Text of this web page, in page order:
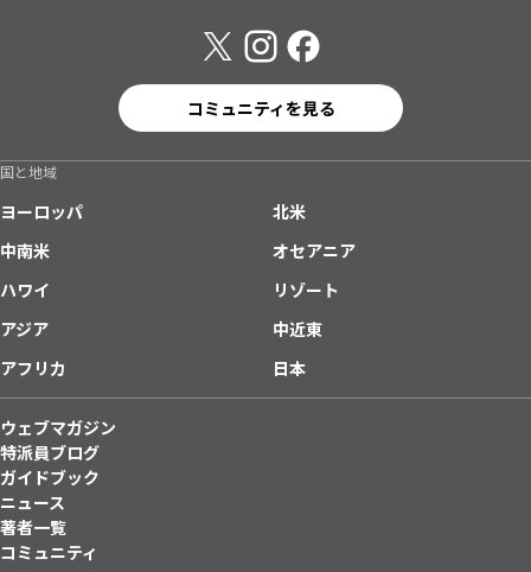
コミュニティを見る
国と地域
ヨーロッパ
北米
中南米
オセアニア
ハワイ
リゾート
アジア
中近東
アフリカ
日本
ウェブマガジン
特派員ブログ
ガイドブック
ニュース
著者一覧
コミュニティ